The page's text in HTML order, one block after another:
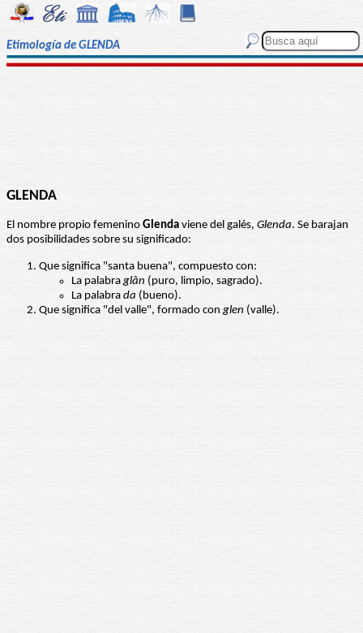
Etimología de GLENDA
GLENDA
El nombre propio femenino Glenda viene del galés, Glenda. Se barajan
dos posibilidades sobre su significado:
Que significa "santa buena", compuesto con:
La palabraglân (puro, limpio, sagrado).
La palabra da (bueno).
Que significa "del valle", formado conglen (valle).